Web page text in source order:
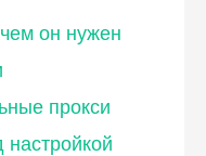
он нужен
прокси
настройкой